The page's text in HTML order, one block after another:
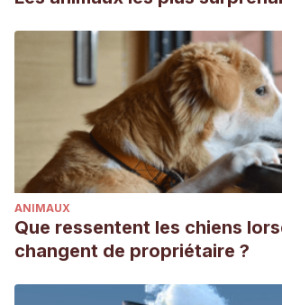
ANIMAUX
Que ressentent les chiens
changent de propriétaire ?